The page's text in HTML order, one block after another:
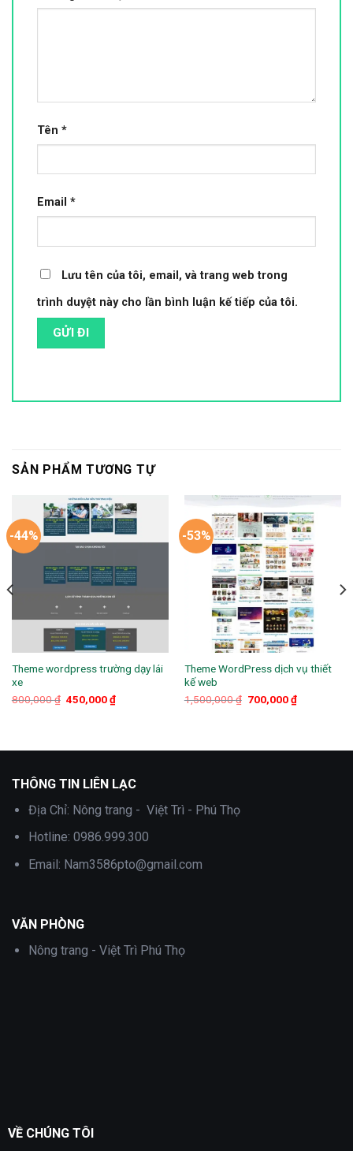
Tên *
Email *
Lưu tên của tôi, email, và trang web trong
trình duyệt này cho lần bình luận kế tiếp của tôi.
SẢN PHẨM TƯƠNG TỰ
-44%
Theme wordpress trường dạy lái
xe
800,000₫ Giá
450,000₫Giá
hiện
-53%
Theme WordPress dịch vụ thiết
kế web
1,500,000₫ Giá
700,000₫Giá
hiện
THÔNG TIN LIÊN LẠC
Địa Chỉ: Nông trang - Việt Trì - Phú Thọ
Hotline: 0986.999.300
Email: Nam3586pto@gmail.com
VĂN PHÒNG
Nông trang - Việt Trì Phú Thọ
VỀ CHÚNG TÔI